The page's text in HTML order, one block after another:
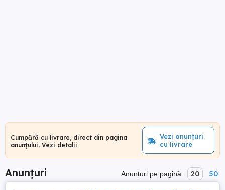
Cumpără cu livrare, direct din pagina
anunțului. Vezi detalii
Vezi anunțuri
cu livrare
Anunțuri Anunțuri pe pagină: 20 50